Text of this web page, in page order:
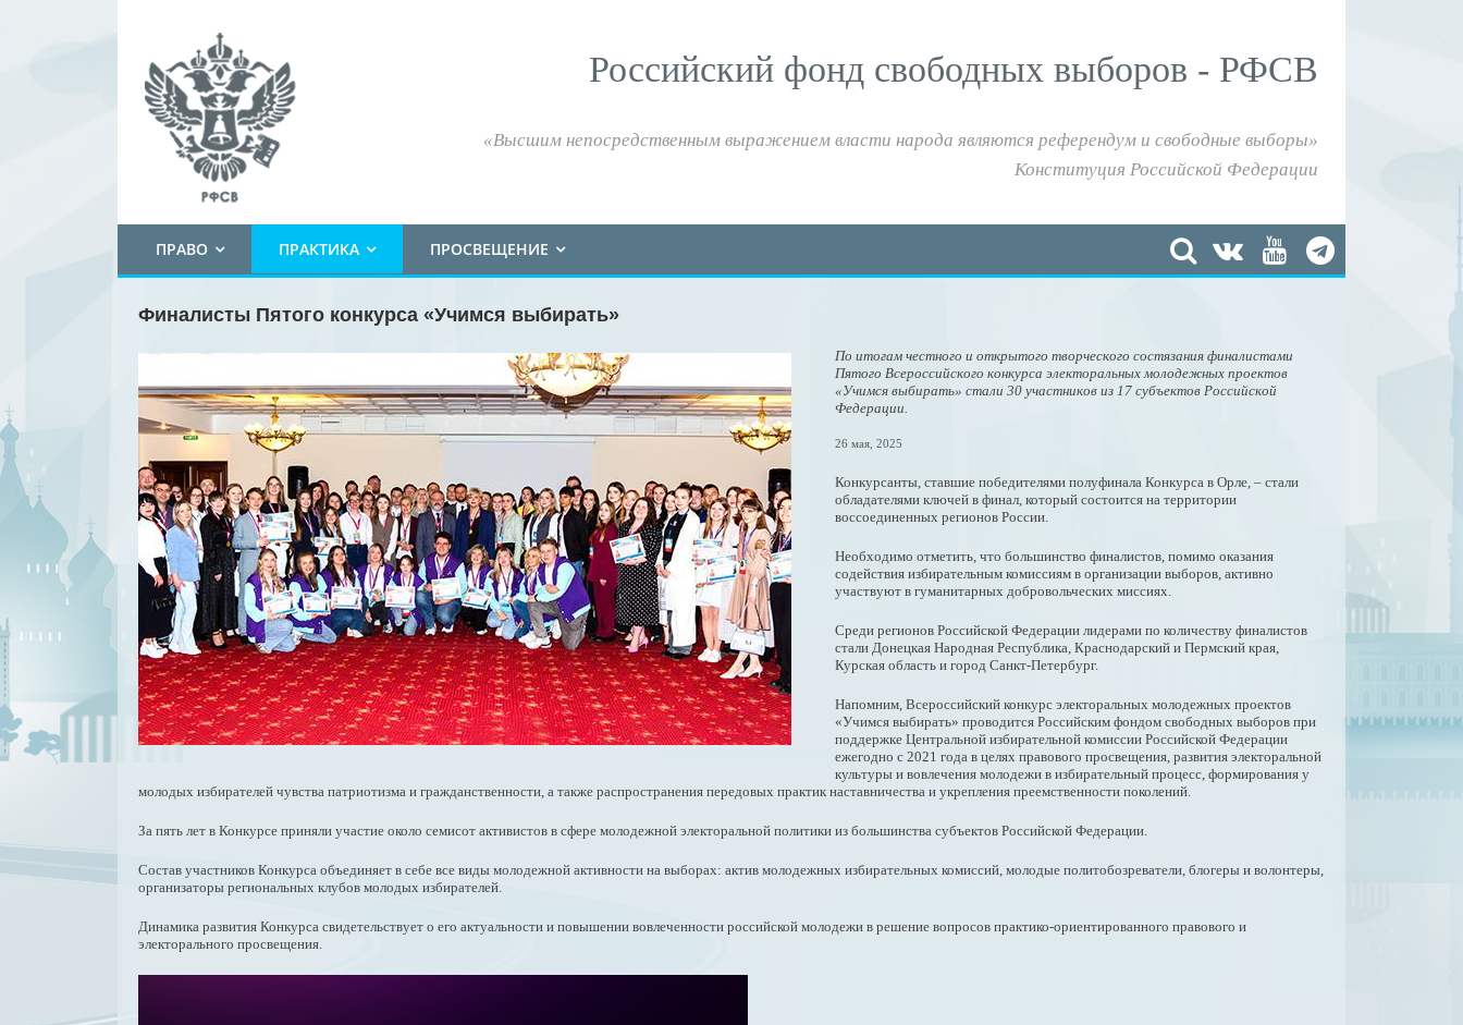
Российский фонд свободных выборов - РФСВ
«Высшим непосредственным выражением власти народа являются референдум и свободные выборы»
Конституция Российской Федерации
ПРАВО ПРАКТИКА ПРОСВЕЩЕНИЕ
Финалисты Пятого конкурса «Учимся выбирать»
По итогам честного и открытого творческого состязания финалистами
Пятого Всероссийского конкурса электоральных молодежных проектов
«Учимся выбирать» стали 30 участников из 17 субъектов Российской
Федерации.
26 мая, 2025
Конкурсанты, ставшие победителями полуфинала Конкурса в Орле, – стали
обладателями ключей в финал, который состоится на территории
воссоединенных регионов России.
Необходимо отметить, что большинство финалистов, помимо оказания
содействия избирательным комиссиям в организации выборов, активно
участвуют в гуманитарных добровольческих миссиях.
Среди регионов Российской Федерации лидерами по количеству финалистов
стали Донецкая Народная Республика, Краснодарский и Пермский края,
Курская область и город Санкт-Петербург.
Напомним, Всероссийский конкурс электоральных молодежных проектов
«Учимся выбирать» проводится Российским фондом свободных выборов при
поддержке Центральной избирательной комиссии Российской Федерации
ежегодно с 2021 года в целях правового просвещения, развития электоральной
культуры и вовлечения молодежи в избирательный процесс, формирования у
молодых избирателей чувства патриотизма и гражданственности, а также распространения передовых практик наставничества и укрепления преемственности поколений.
За пять лет в Конкурсе приняли участие около семисот активистов в сфере молодежной электоральной политики из большинства субъектов Российской Федерации.
Состав участников Конкурса объединяет в себе все виды молодежной активности на выборах: актив молодежных избирательных комиссий, молодые политобозреватели, блогеры и волонтеры,
организаторы региональных клубов молодых избирателей.
Динамика развития Конкурса свидетельствует о его актуальности и повышении вовлеченности российской молодежи в решение вопросов практико-ориентированного правового и
электорального просвещения.